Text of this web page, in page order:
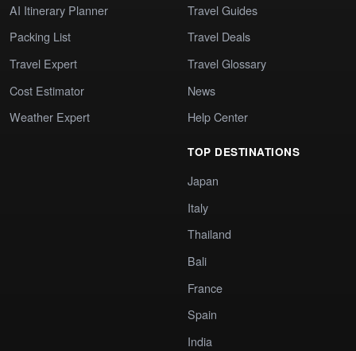
AI Itinerary Planner
Packing List
Travel Expert
Cost Estimator
Weather Expert
Travel Guides
Travel Deals
Travel Glossary
News
Help Center
TOP DESTINATIONS
Japan
Italy
Thailand
Bali
France
Spain
India